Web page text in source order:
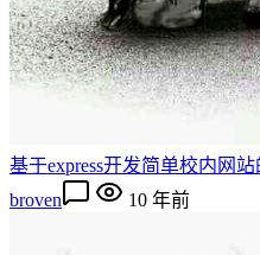
基于express开发简单校内网站
broven
10 年前